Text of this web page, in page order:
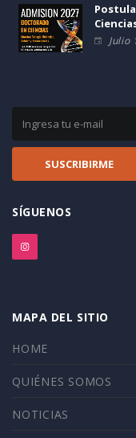
Julio
SÍGUENOS
MAPA DEL SITIO
HOME
QUIÉNES SOMOS
NOTICIAS